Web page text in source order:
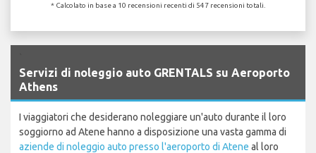
* Calcolato in base a 10 recensioni recenti di 547 recensioni totali.
Servizi di noleggio auto GRENTALS su Aeroporto
Athens
I viaggiatori che desiderano noleggiare un'auto durante il loro
soggiorno ad Atene hanno a disposizione una vasta gamma di
aziende di noleggio auto presso l'aeroporto di Atene al loro